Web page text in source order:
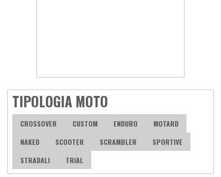
TIPOLOGIA MOTO
CROSSOVER CUSTOM ENDURO
MOTARD
NAKED
SCOOTER SCRAMBLER
SPORTIVE
STRADALI
TRIAL